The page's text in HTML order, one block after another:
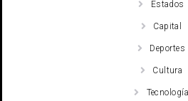
Estados
Capital
Deportes
Cultura
Tecnología